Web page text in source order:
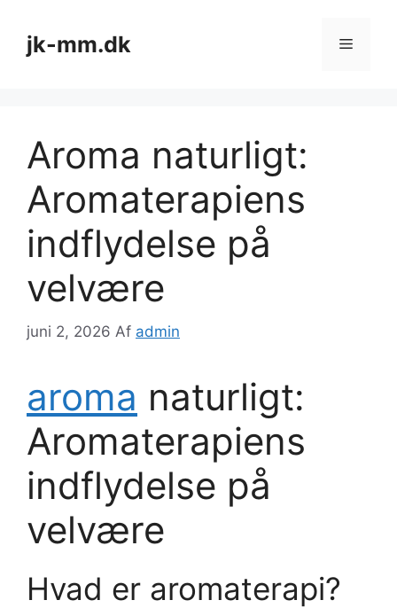
indholdjk-mm.dk Menu
Aroma naturligt:
Aromaterapiens
indflydelse på
velvære
juni 2, 2026 Af admin
aroma naturligt:
Aromaterapiens
indflydelse på
velvære
Hvad er aromaterapi?